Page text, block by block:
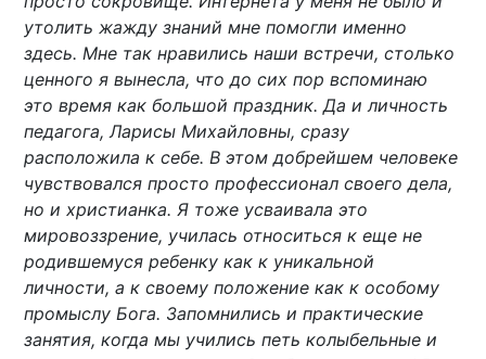
утолить жажду знаний мне помогли именно
здесь. Мне так нравились наши встречи, столько
ценного я вынесла, что до сих пор вспоминаю
это время как большой праздник. Да и личность
педагога, Ларисы Михайловны, сразу
расположила к себе. В этом добрейшем человеке
чувствовался просто профессионал своего дела,
но и христианка. Я тоже усваивала это
мировоззрение, училась относиться к еще не
родившемуся ребенку как к уникальной
личности, а к своему положение как к особому
промыслу Бога. Запомнились и практические
занятия, когда мы учились петь колыбельные и